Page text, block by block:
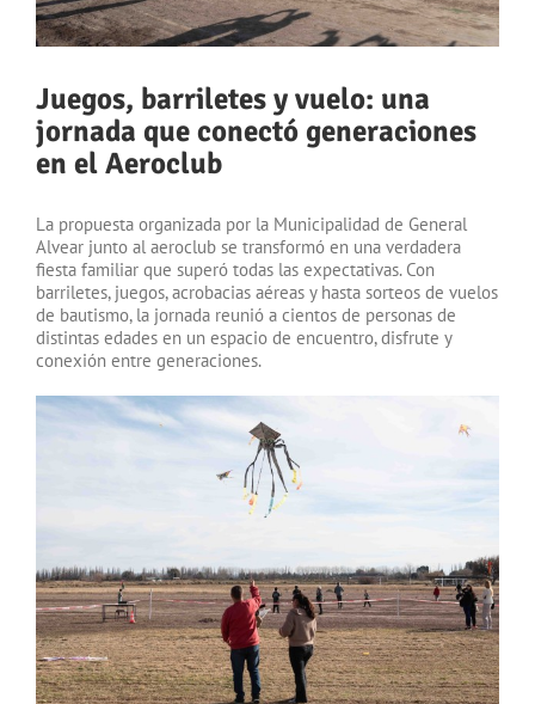
Juegos, barriletes y vuelo: una
jornada que conectó generaciones
en el Aeroclub
La propuesta organizada por la Municipalidad de General
Alvear junto al aeroclub se transformó en una verdadera
fiesta familiar que superó todas las expectativas. Con
barriletes, juegos, acrobacias aéreas y hasta sorteos de vuelos
de bautismo, la jornada reunió a cientos de personas de
distintas edades en un espacio de encuentro, disfrute y
conexión entre generaciones.